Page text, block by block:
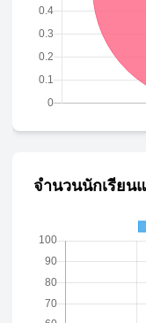
จำนวนนักเรียน